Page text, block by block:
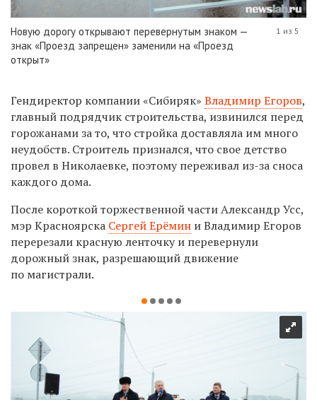
Новую дорогу открывают перевернутым знаком —
знак «Проезд запрещен» заменили на «Проезд
открыт»
1 из 5
Гендиректор компании «Сибиряк» Владимир Егоров,
главный подрядчик строительства, извинился перед
горожанами за то, что стройка доставляла им много
неудобств. Строитель признался, что свое детство
провел в Николаевке, поэтому переживал из-за сноса
каждого дома.
После короткой торжественной части Александр Усс,
мэр Красноярска Сергей Ерёмин и Владимир Егоров
перерезали красную ленточку и перевернули
дорожный знак, разрешающий движение
по магистрали.